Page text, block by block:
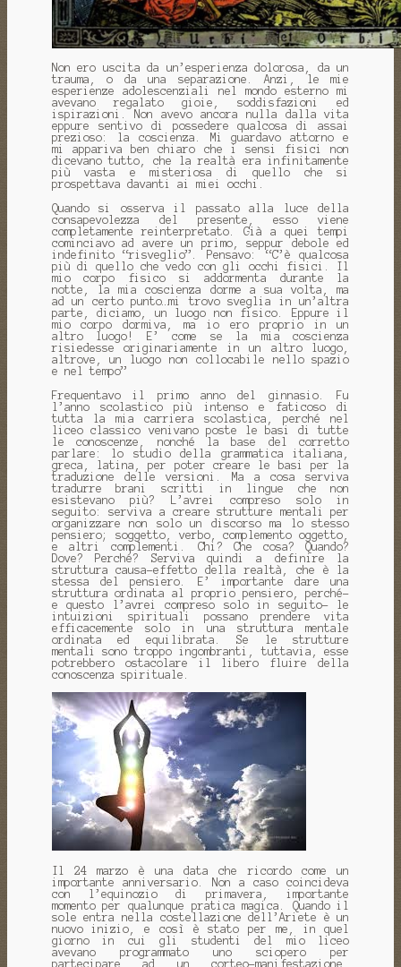
Non ero uscita da un’esperienza dolorosa, da un
trauma, o da una separazione. Anzi, le mie
esperienze adolescenziali nel mondo esterno mi
avevano regalato gioie, soddisfazioni ed
ispirazioni. Non avevo ancora nulla dalla vita
eppure sentivo di possedere qualcosa di assai
prezioso: la coscienza. Mi guardavo attorno e
mi appariva ben chiaro che i sensi fisici non
dicevano tutto, che la realtà era infinitamente
più vasta e misteriosa di quello che si
prospettava davanti ai miei occhi.
Quando si osserva il passato alla luce della
consapevolezza del presente, esso viene
completamente reinterpretato. Già a quei tempi
cominciavo ad avere un primo, seppur debole ed
indefinito “risveglio”. Pensavo: “C’è qualcosa
più di quello che vedo con gli occhi fisici. Il
mio corpo fisico si addormenta durante la
notte, la mia coscienza dorme a sua volta, ma
ad un certo punto…mi trovo sveglia in un’altra
parte, diciamo, un luogo non fisico. Eppure il
mio corpo dormiva, ma io ero proprio in un
altro luogo! E’ come se la mia coscienza
risiedesse originariamente in un altro luogo,
altrove, un luogo non collocabile nello spazio
e nel tempo”
Frequentavo il primo anno del ginnasio. Fu
l’anno scolastico più intenso e faticoso di
tutta la mia carriera scolastica, perché nel
liceo classico venivano poste le basi di tutte
le conoscenze, nonché la base del corretto
parlare: lo studio della grammatica italiana,
greca, latina, per poter creare le basi per la
traduzione delle versioni. Ma a cosa serviva
tradurre brani scritti in lingue che non
esistevano più? L’avrei compreso solo in
seguito: serviva a creare strutture mentali per
organizzare non solo un discorso ma lo stesso
pensiero; soggetto, verbo, complemento oggetto,
e altri complementi. Chi? Che cosa? Quando?
Dove? Perché? Serviva quindi a definire la
struttura causa-effetto della realtà, che è la
stessa del pensiero. E’ importante dare una
struttura ordinata al proprio pensiero, perché-
e questo l’avrei compreso solo in seguito- le
intuizioni spirituali possano prendere vita
efficacemente solo in una struttura mentale
ordinata ed equilibrata. Se le strutture
mentali sono troppo ingombranti, tuttavia, esse
potrebbero ostacolare il libero fluire della
conoscenza spirituale.
Il 24 marzo è una data che ricordo come un
importante anniversario. Non a caso coincideva
con l’equinozio di primavera, importante
momento per qualunque pratica magica. Quando il
sole entra nella costellazione dell’Ariete è un
nuovo inizio, e così è stato per me, in quel
giorno in cui gli studenti del mio liceo
avevano programmato uno sciopero per
partecipare ad un corteo-manifestazione.